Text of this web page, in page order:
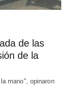
de las
de la
mano", opinaron